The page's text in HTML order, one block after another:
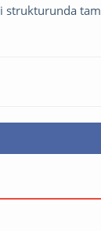
strukturunda